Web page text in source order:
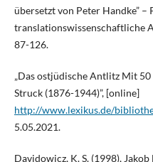
übersetzt von Peter Handke” –
translationswissenschaftliche
87-126.
„Das ostjüdische Antlitz Mit
Struck (1876-1944)”, [online]
http://www.lexikus.de/
5.05.2021.
Davidowicz, K. S. (1998),